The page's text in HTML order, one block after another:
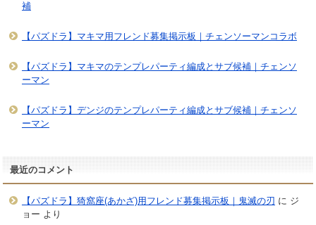
補
【パズドラ】マキマ用フレンド募集掲示板｜チェンソーマンコラボ
【パズドラ】マキマのテンプレパーティ編成とサブ候補｜チェンソ
ーマン
【パズドラ】デンジのテンプレパーティ編成とサブ候補｜チェンソ
ーマン
最近のコメント
【パズドラ】猗窩座(あかざ)用フレンド募集掲示板｜鬼滅の刃 に ジ
ョー より